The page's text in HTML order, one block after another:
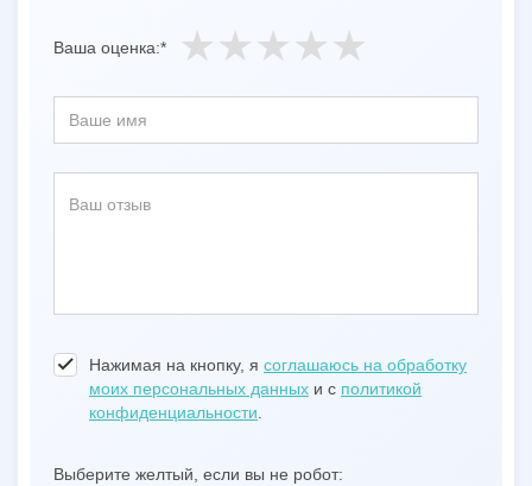
Ваша оценка:*
Нажимая на кнопку, я соглашаюсь на обработку
моих персональных данных и с политикой
конфиденциальности
Выберите желтый, если вы не робот: